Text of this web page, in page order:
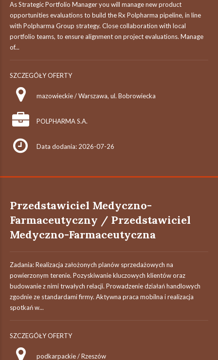
As Strategic Portfolio Manager you will manage new product
opportunities evaluations to build the Rx Polpharma pipeline, in line
with Polpharma Group strategy. Close collaboration with local
portfolio teams, to ensure alignment on project evaluations. Manage
of...
SZCZEGÓŁY OFERTY
mazowieckie / Warszawa, ul. Bobrowiecka
POLPHARMA S.A.
Data dodania: 2026-07-26
Przedstawiciel Medyczno-
Farmaceutyczny / Przedstawiciel
Medyczno-Farmaceutyczna
Zadania: Realizacja założonych planów sprzedażowych na
powierzonym terenie. Pozyskiwanie kluczowych klientów oraz
budowanie z nimi trwałych relacji. Prowadzenie działań handlowych
zgodnie ze standardami firmy. Aktywna praca mobilna i realizacja
spotkań w...
SZCZEGÓŁY OFERTY
podkarpackie / Rzeszów